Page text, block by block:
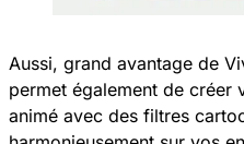
Aussi, grand avantage de
permet également de créer
animé avec des filtres